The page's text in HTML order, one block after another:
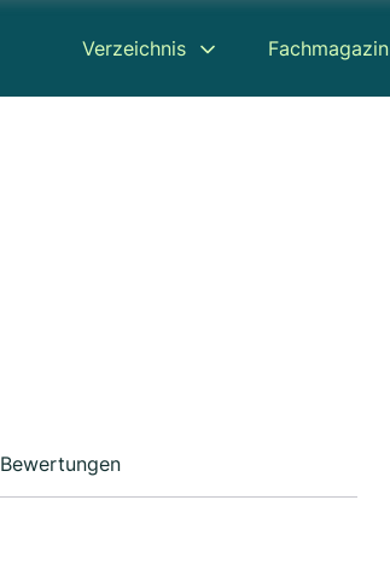
Verzeichnis Fachmagazin
Bewertungen